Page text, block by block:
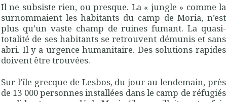
Il ne subsiste rien, ou presque. La « jungle » comme la
surnommaient les habitants du camp de Moria, n’est
plus qu’un vaste champ de ruines fumant. La quasi-
totalité de ses habitants se retrouvent démunis et sans
abri. Il y a urgence humanitaire. Des solutions rapides
doivent être trouvées.
Sur l’île grecque de Lesbos, du jour au lendemain, près
de 13 000 personnes installées dans le camp de réfugiés